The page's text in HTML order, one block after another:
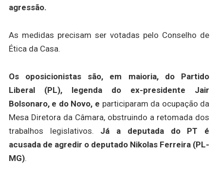
agressão.
As medidas precisam ser votadas pelo Conselho de
Ética da Casa.
Os oposicionistas são, em maioria, do Partido
Liberal (PL), legenda do ex-presidente Jair
Bolsonaro, e do Novo, e participaram da ocupação da
Mesa Diretora da Câmara, obstruindo a retomada dos
trabalhos legislativos. Já a deputada do PT é
acusada de agredir o deputado Nikolas Ferreira (PL-
MG).